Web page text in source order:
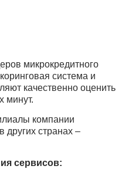
микрокредитного
система и
качественно оценить
минут.
компании
других странах –
сервисов: